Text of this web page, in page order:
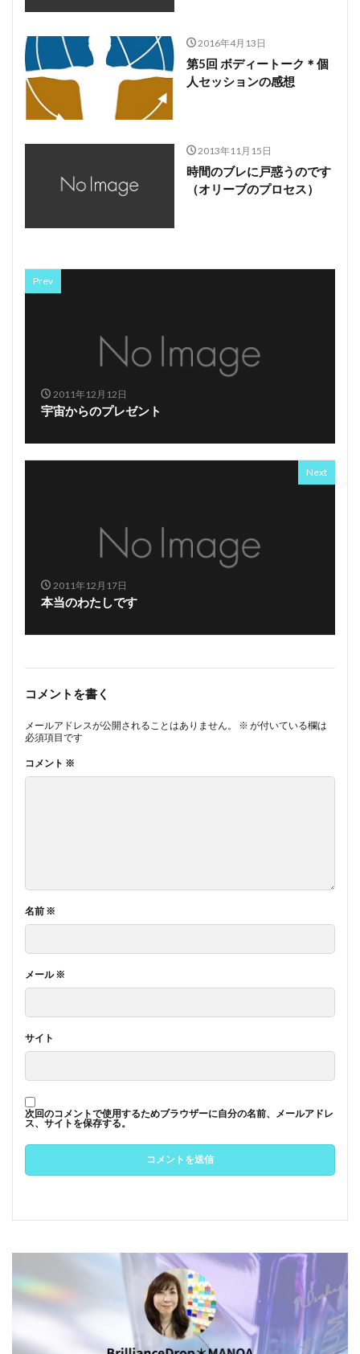
2016年4月13日
第5回 ボディートーク＊個
人セッションの感想
2013年11月15日
時間のブレに戸惑うのです
（オリーブのプロセス）
Prev
2011年12月12日
宇宙からのプレゼント
Next
2011年12月17日
本当のわたしです
コメントを書く
メールアドレスが公開されることはありません。 ※ が付いている欄は
必須項目です
コメント ※
名前 ※
メール※
サイト
次回のコメントで使用するためブラウザーに自分の名前、メールアドレ
ス、サイトを保存する。